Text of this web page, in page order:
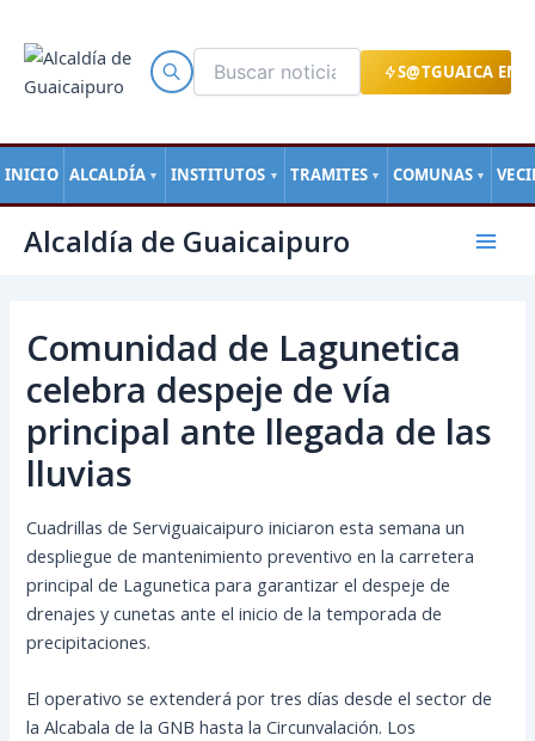
S@TGUAICA EN
INICIO ALCALDÍA ▼ INSTITUTOS ▼ TRAMITES ▼ COMUNAS ▼
contenido
Alcaldía de Guaicaipuro
Main
Comunidad de Lagunetica
celebra despeje de vía
principal ante llegada de las
lluvias
Cuadrillas de Serviguaicaipuro iniciaron esta semana un
despliegue de mantenimiento preventivo en la carretera
principal de Lagunetica para garantizar el despeje de
drenajes y cunetas ante el inicio de la temporada de
precipitaciones.
El operativo se extenderá por tres días desde el sector de
la Alcabala de la GNB hasta la Circunvalación. Los
de